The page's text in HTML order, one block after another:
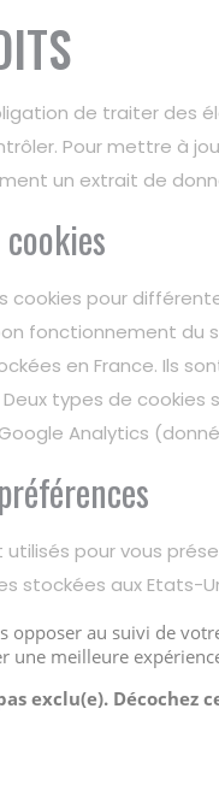
de traiter des
Pour mettre à
un extrait de
cookies pour
fonctionnement du
en France. Ils
types de cookies
Google Analytics
utilisés pour vous
stockées aux Etats-